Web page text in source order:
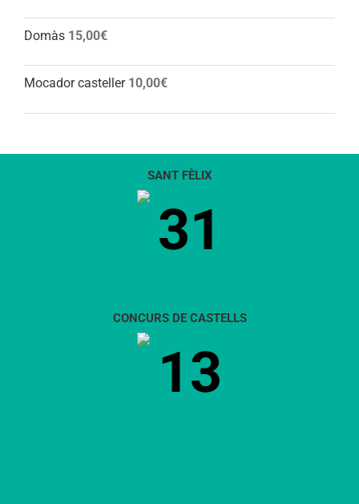
Domàs 15,00€
Mocador casteller 10,00€
SANT FÈLIX
31
CONCURS DE CASTELLS
13